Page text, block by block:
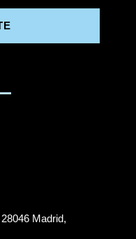
Madrid,